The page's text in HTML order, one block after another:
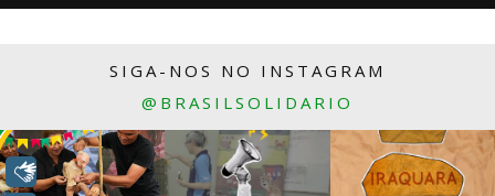
SIGA-NOS NO INSTAGRAM
@BRASILSOLIDARIO
Libras